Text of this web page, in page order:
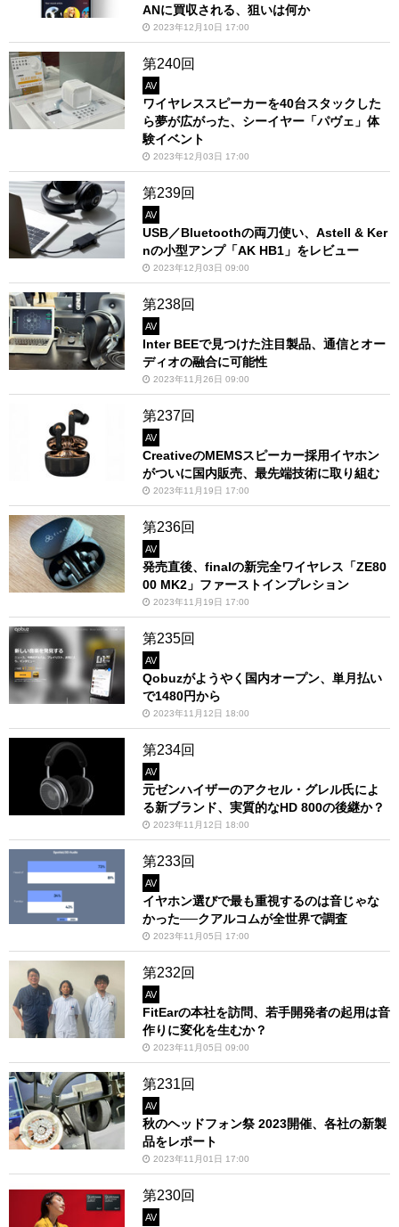
ANに買収される、狙いは何か
2023年12月10日 17:00
第240回
AV
ワイヤレススピーカーを40台スタックした
ら夢が広がった、シーイヤー「パヴェ」体
験イベント
2023年12月03日 17:00
第239回
AV
USB／Bluetoothの両刀使い、Astell & Ker
nの小型アンプ「AK HB1」をレビュー
2023年12月03日 09:00
第238回
AV
Inter BEEで見つけた注目製品、通信とオー
ディオの融合に可能性
2023年11月26日 09:00
第237回
AV
CreativeのMEMSスピーカー採用イヤホン
がついに国内販売、最先端技術に取り組む
2023年11月19日 17:00
第236回
AV
発売直後、finalの新完全ワイヤレス「ZE80
00 MK2」ファーストインプレション
2023年11月19日 17:00
第235回
AV
Qobuzがようやく国内オープン、単月払い
で1480円から
2023年11月12日 18:00
第234回
AV
元ゼンハイザーのアクセル・グレル氏によ
る新ブランド、実質的なHD 800の後継か？
2023年11月12日 18:00
第233回
AV
イヤホン選びで最も重視するのは音じゃな
かった──クアルコムが全世界で調査
2023年11月05日 17:00
第232回
AV
FitEarの本社を訪問、若手開発者の起用は音
作りに変化を生むか？
2023年11月05日 09:00
第231回
AV
秋のヘッドフォン祭 2023開催、各社の新製
品をレポート
2023年11月01日 17:00
第230回
AV